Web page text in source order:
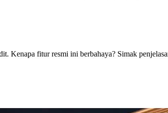
Kenapa fitur resmi ini berbahaya? Simak